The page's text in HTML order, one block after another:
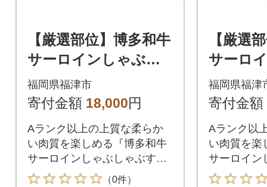
【厳選部位】博多和牛
サーロインしゃぶし
ゃぶすき焼き用500g
[H0100]
福岡県福津市
寄付金額 18,000円
Aランク以上の上質な柔らか
い肉質を楽しめる『博多和牛
サーロインしゃぶしゃぶすき
用』500g
（0件）
【厳選
サーロ
ゃぶす
福岡県福津
寄付金額
Aランク以
い肉質を楽
サーロイン
用』1kg